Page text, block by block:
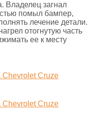
Владелец загнал
помыл бампер,
лечение детали.
отогнутую часть
ее к месту